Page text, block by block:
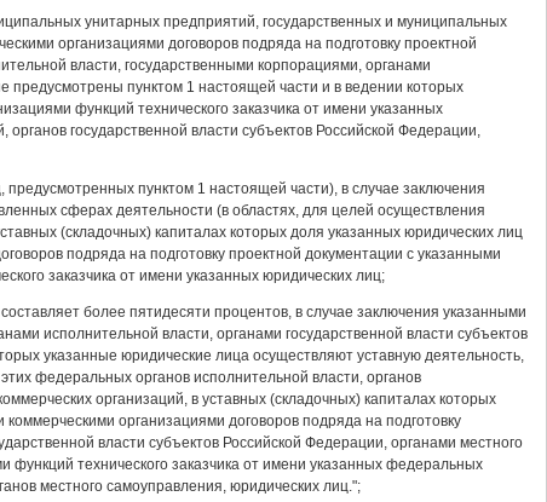
унитарных предприятий, государственных и муниципальных
организациями договоров подряда на подготовку проектной
власти, государственными корпорациями, органами
предусмотрены пунктом 1 настоящей части и в ведении которых
функций технического заказчика от имени указанных
государственной власти субъектов Российской Федерации,
пунктом 1 настоящей части), в случае заключения
сферах деятельности (в областях, для целей осуществления
(складочных) капиталах которых доля указанных юридических лиц
подряда на подготовку проектной документации с указанными
заказчика от имени указанных юридических лиц;
более пятидесяти процентов, в случае заключения указанными
исполнительной власти, органами государственной власти субъектов
указанные юридические лица осуществляют уставную деятельность,
федеральных органов исполнительной власти, органов
организаций, в уставных (складочных) капиталах которых
организациями договоров подряда на подготовку
власти субъектов Российской Федерации, органами местного
технического заказчика от имени указанных федеральных
местного самоуправления, юридических лиц.";